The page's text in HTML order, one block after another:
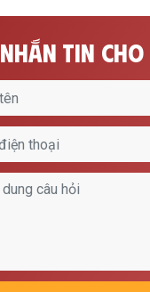
Nhắn Tin Cho